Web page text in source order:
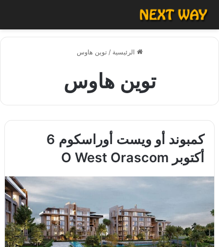
الرئيسية / توين هاوس
توين هاوس
كمبوند أو ويست أوراسكوم 6
أكتوبر O West Orascom